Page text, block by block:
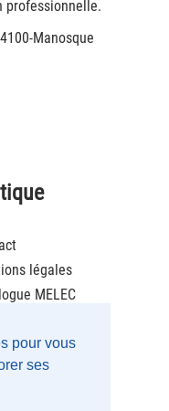
pour vous
ses
professionnelle.
-Manosque
légales
MELEC
Maintenance